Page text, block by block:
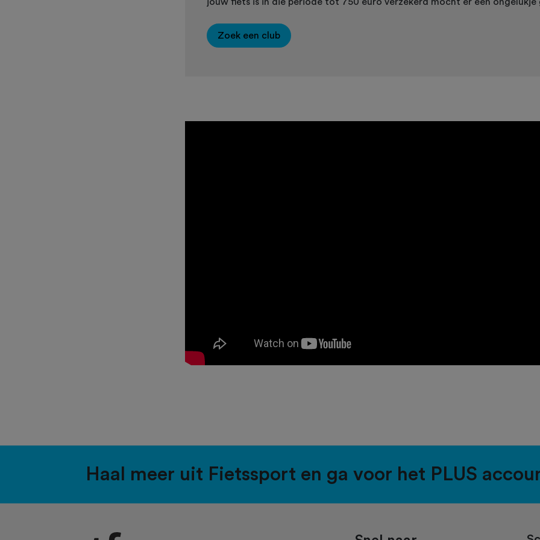
jouw fiets is in die periode tot 750 euro verzekerd mocht er een ongelukje
Zoek een club
Haal meer uit Fietssport en ga voor het PLUS